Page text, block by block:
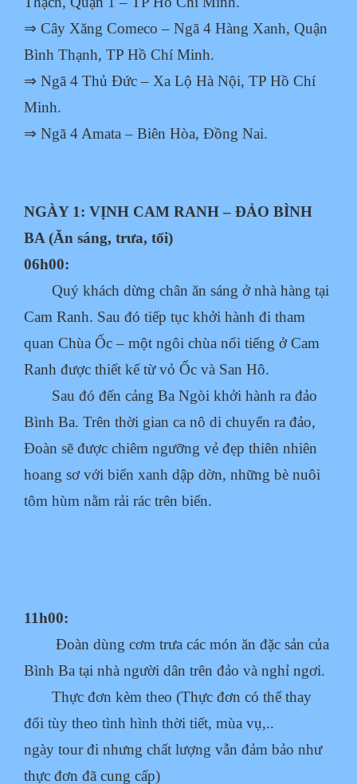
⇒ Cây Xăng Comeco – Ngã 4 Hàng Xanh, Quận
Bình Thạnh, TP Hồ Chí Minh.
⇒ Ngã 4 Thủ Đức – Xa Lộ Hà Nội, TP Hồ Chí
Minh.
⇒ Ngã 4 Amata – Biên Hòa, Đồng Nai.
NGÀY 1: VỊNH CAM RANH – ĐẢO BÌNH
BA (Ăn sáng, trưa, tối)
06h00:
Quý khách dừng chân ăn sáng ở nhà hàng tại
Cam Ranh. Sau đó tiếp tục khởi hành đi tham
quan Chùa Ốc – một ngôi chùa nổi tiếng ở Cam
Ranh được thiết kế từ vỏ Ốc và San Hô.
Sau đó đến cảng Ba Ngòi khởi hành ra đảo
Bình Ba. Trên thời gian ca nô di chuyển ra đảo,
Đoàn sẽ được chiêm ngưỡng vẻ đẹp thiên nhiên
hoang sơ với biển xanh dập dờn, những bè nuôi
tôm hùm nằm rải rác trên biển.
11h00:
Đoàn dùng cơm trưa các món ăn đặc sản của
Bình Ba tại nhà người dân trên đảo và nghỉ ngơi.
Thực đơn kèm theo (Thực đơn có thể thay
đổi tùy theo tình hình thời tiết, mùa vụ,..
ngày tour đi nhưng chất lượng vẫn đảm bảo như
thực đơn đã cung cấp)